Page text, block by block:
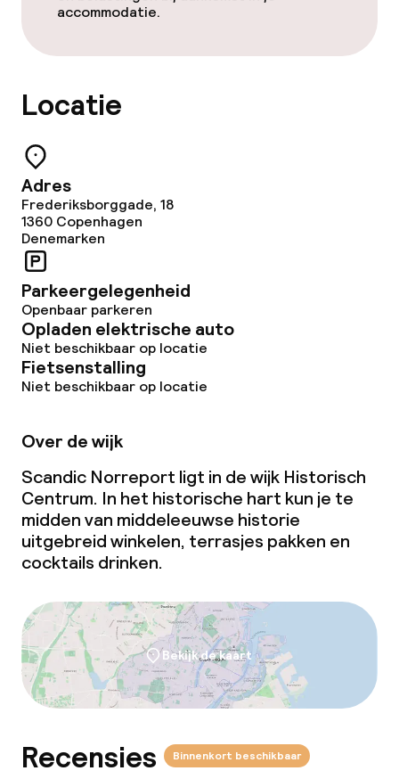
accommodatie.
Locatie
Adres
Frederiksborggade, 18
1360 Copenhagen
Denemarken
Parkeergelegenheid
Openbaar parkeren
Opladen elektrische auto
Niet beschikbaar op locatie
Fietsenstalling
Niet beschikbaar op locatie
Over de wijk
Scandic Norreport ligt in de wijk Historisch
Centrum. In het historische hart kun je te
midden van middeleeuwse historie
uitgebreid winkelen, terrasjes pakken en
cocktails drinken.
Bekijk de kaart
Recensies Binnenkort beschikbaar